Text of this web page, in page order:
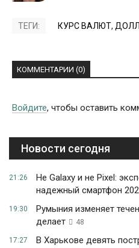
ТЕГИ: КУРС ВАЛЮТ,
КОММЕНТАРИИ (0)
Войдите, чтобы оставить
Новости сегодня
21:26
Не Galaxy и не Pixel:
надежный смартфон
19:30
Румыния изменяет
делает
48
17:27
В Харькове девять